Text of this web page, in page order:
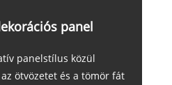
panel
panelstílus közül
ötvözetet és a tömör fát